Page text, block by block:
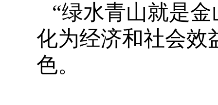
“绿水青山就是
化为经济和社会效
色。